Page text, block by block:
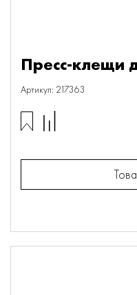
Пресс-клещи
Артикул: 217363